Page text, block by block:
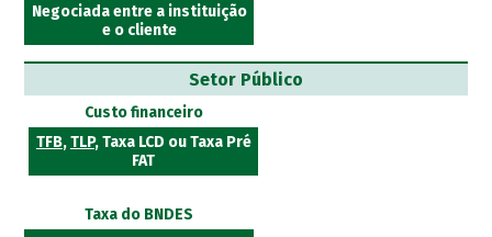
Negociada entre a instituição
e o cliente
Setor Público
Custo financeiro
TFB,TLP, Taxa LCD ou Taxa Pré
FAT
Taxa do BNDES